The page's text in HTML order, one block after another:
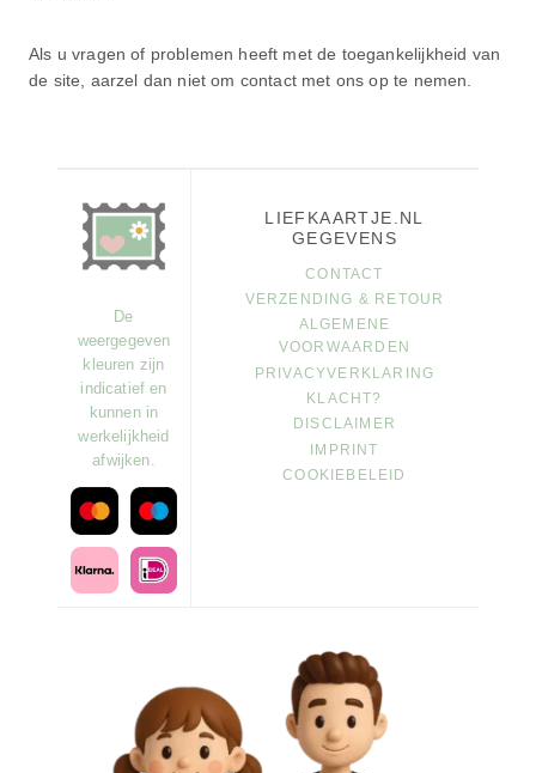
Als u vragen of problemen heeft met de toegankelijkheid van
de site, aarzel dan niet om contact met ons op te nemen.
De
weergegeven
kleuren zijn
indicatief en
kunnen in
werkelijkheid
afwijken.
LIEFKAARTJE.NL
GEGEVENS
CONTACT
VERZENDING & RETOUR
ALGEMENE
VOORWAARDEN
PRIVACYVERKLARING
KLACHT?
DISCLAIMER
IMPRINT
COOKIEBELEID